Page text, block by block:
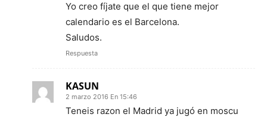
Yo creo fíjate que el que tiene mejor
calendario es el Barcelona.
Saludos.
Respuesta
KASUN
2 marzo 2016 En 15:46
Teneis razon el Madrid ya jugó en moscu